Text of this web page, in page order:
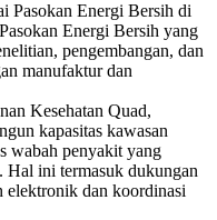
Pasokan Energi Bersih di
Energi Bersih yang
pengembangan, dan
manufaktur dan
Kesehatan Quad,
kapasitas kawasan
wabah penyakit yang
Hal ini termasuk dukungan
elektronik dan koordinasi